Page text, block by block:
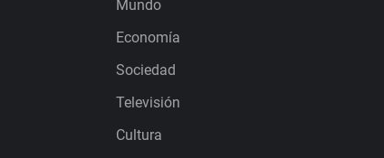
Mundo
Economía
Sociedad
Televisión
Cultura